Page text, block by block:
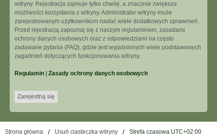
witryny. Rejestracja zajmuje tylko chwilę, a znacznie zwiększa
możliwości korzystania z witryny. Administrator witryny może
zarejestrowanym użytkownikom nadać wiele dodatkowych uprawnień.
Przed rejestracją zapoznaj się z naszym regulaminem, zasadami
ochrony danych osobowych oraz z odpowiedziami na często
zadawane pytania (FAQ), gdzie jest wyjaśnionych wiele podstawowych
zagadnień dotyczących funkcjonowania witryny.
Regulamin Zasady ochrony danych osobowych
Zarejestruj się
Strona główna Usuń ciasteczka witryny Strefa czasowa UTC+02:00